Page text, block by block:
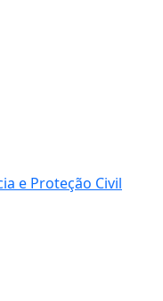
e Proteção Civil